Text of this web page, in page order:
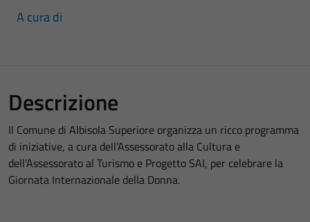
A cura di
Descrizione
Il Comune di Albisola Superiore organizza un ricco programma
di iniziative, a cura dell’Assessorato alla Cultura e
dell’Assessorato al Turismo e Progetto SAI, per celebrare la
Giornata Internazionale della Donna.